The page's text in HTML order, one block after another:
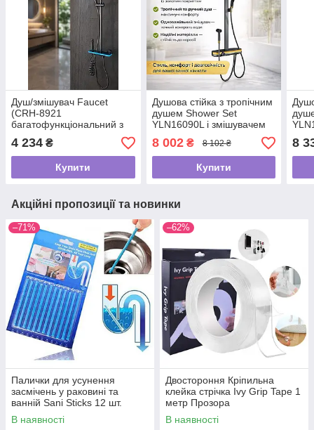
Душ/змішувач Faucet
(CRH-8921
багатофункціональний з
LED
ГІДРОЕНЕРГЕТИКОЮ
метал / Душова система з
верхнім та ручним душем
/
4 234 ₴
Купити
Душова стійка з тропічним
душем Shower Set
YLN16090L і змішувачем
для ванної кімнати AND,
золотий
8 002₴ 8 102 ₴
Купити
8
Акційні пропозиції та новинки
–71%
Палички для усунення
засмічень у раковині та
ванній Sani Sticks 12 шт.
В наявності
–62%
Двостороння Кріпильна
клейка стрічка Ivy Grip Tape 1
метр Прозора
В наявності